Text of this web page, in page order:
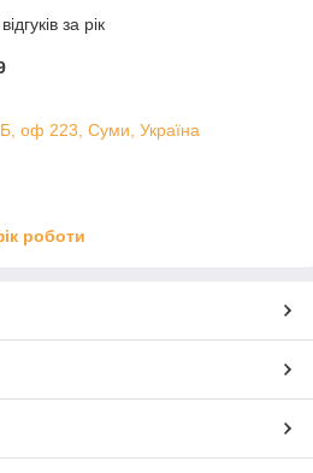
за рік
оф 223, Суми, Україна
роботи